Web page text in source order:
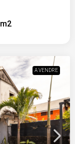
m2
A VENDRE